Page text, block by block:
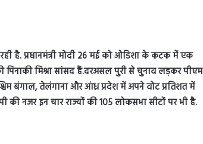
है. प्रधानमंत्री मोदी 26 मई को ओडिशा के कटक में एक
मिश्रा सांसद हैं.दरअसल पुरी से चुनाव लड़कर पीएम
बंगाल, तेलंगाना और आंध्र प्रदेश में अपने वोट प्रतिशत में
की नजर इन चार राज्यों की 105 लोकसभा सीटों पर भी है.